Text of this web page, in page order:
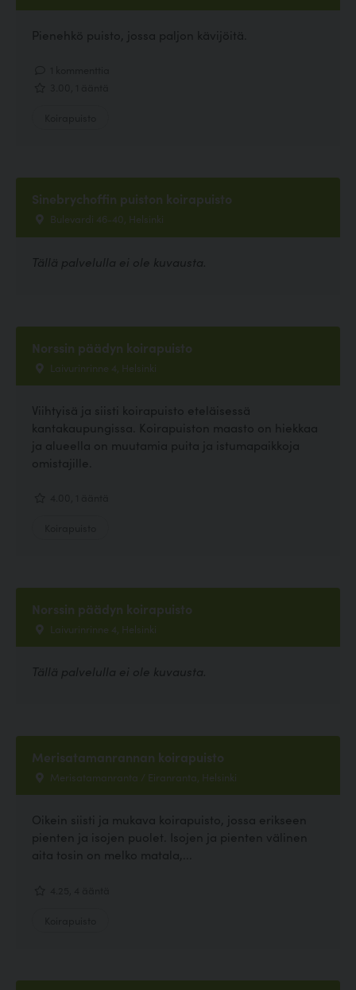
Pienehkö puisto, jossa paljon kävijöitä.
Sinebrychoffin puiston koirapuisto
Bulevardi 46-40, Helsinki
Tällä palvelulla ei ole kuvausta.
Norssin päädyn koirapuisto
Laivurinrinne 4, Helsinki
Viihtyisä ja siisti koirapuisto eteläisessä
kantakaupungissa. Koirapuiston maasto on hiekkaa
ja alueella on muutamia puita ja istumapaikkoja
omistajille.
Norssin päädyn koirapuisto
Laivurinrinne 4, Helsinki
Tällä palvelulla ei ole kuvausta.
Merisatamanrannan koirapuisto
Merisatamanranta / Eiranranta, Helsinki
Oikein siisti ja mukava koirapuisto, jossa erikseen
pienten ja isojen puolet. Isojen ja pienten välinen
aita tosin on melko matala,...